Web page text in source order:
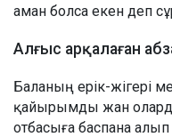
аман болса екен деп
Алғыс арқалаған
Баланың ерік-жігері
қайырымды жан
отбасыға баспана